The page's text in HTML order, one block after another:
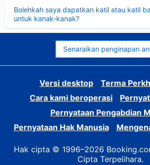
Bolehkah saya dapatkan katil atau katil
untuk kanak-kanak?
Senaraikan penginapan
Versi desktop
Terma
Cara kami beroperasi
Pernyataan Pengabdian
Pernyataan Hak Manusia
Hak cipta © 1996–2026
Cipta Terpelihara.